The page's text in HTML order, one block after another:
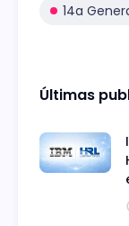
14a
Últimas